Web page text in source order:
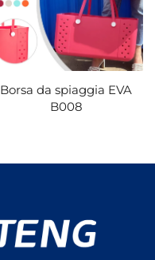
Borsa da spiaggia EVA
B008